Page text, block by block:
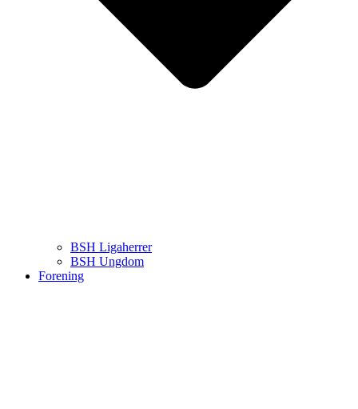
BSH Ligaherrer
BSH Ungdom
Forening